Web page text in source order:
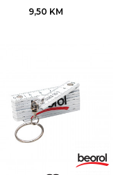
9,50 KM